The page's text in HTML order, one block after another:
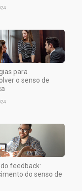
para
o senso de
feedback:
do senso de